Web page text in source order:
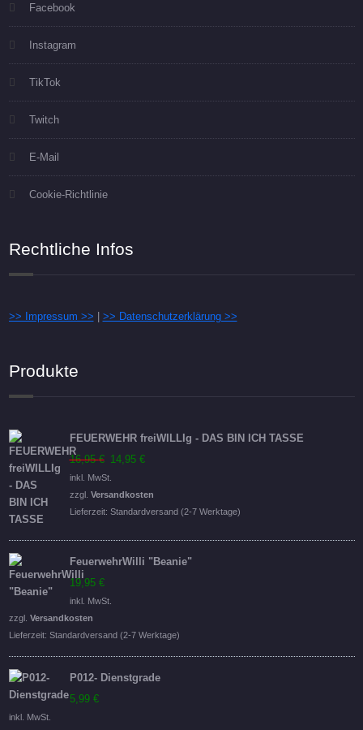
Facebook
Instagram
TikTok
Twitch
E-Mail
Cookie-Richtlinie
Rechtliche Infos
>> Impressum >> >> Datenschutzerklärung >>
Produkte
FEUERWEHR freiWILLIg - DAS BIN ICH TASSE
16,95€ Ursprünglicher
Preis
war:
16,95 €
14,95 €
ist:
14,95 €.
inkl. MwSt.
zzgl. Versandkosten
Lieferzeit: Standardversand (2-7 Werktage)
FeuerwehrWilli "Beanie"
19,95 €
inkl. MwSt.
zzgl. Versandkosten
Lieferzeit: Standardversand (2-7 Werktage)
P012- Dienstgrade
5,99 €
inkl. MwSt.